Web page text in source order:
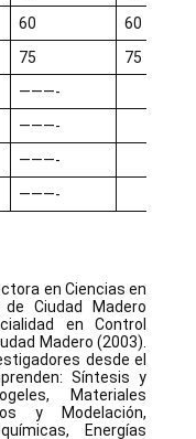
60
60
75
75
———-
———-
———-
———-
en Ciencias en
Ciudad Madero
en Control
Madero (2003).
desde el
Síntesis y
Materiales
y Modelación,
Energías